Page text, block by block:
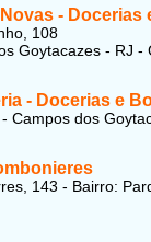
- Docerias
108
Goytacazes - RJ -
- Docerias e
Campos dos
143 - Bairro: